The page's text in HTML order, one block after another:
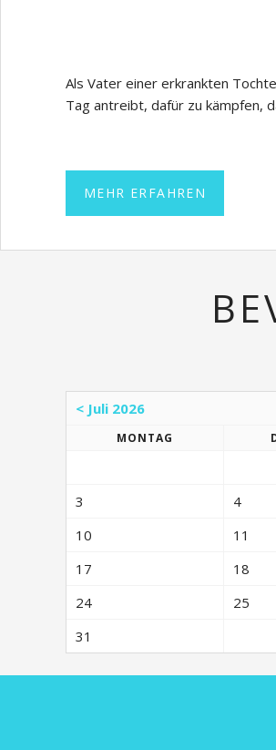
Als Vater einer erkrankten
Tag antreibt, dafür zu kämpfen,
MEHR ERFAHREN
< Juli 2026
MONTAG
3 4
10
11
17
18
24
25
31